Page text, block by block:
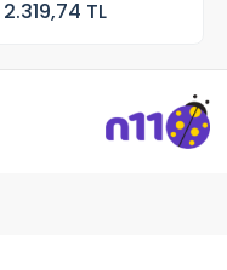
2.319,74 TL